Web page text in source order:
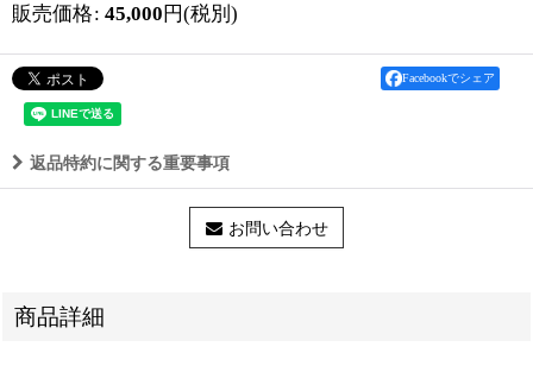
販売価格: 45,000 円(税別)
Facebookでシェア
返品特約に関する重要事項
お問い合わせ
商品詳細